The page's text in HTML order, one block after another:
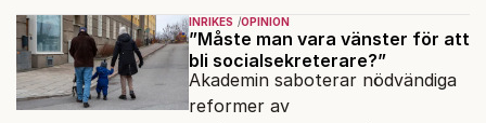
dåligt.
INRIKES OPINION
”Måste man vara vänster för att
bli socialsekreterare?”
Akademin saboterar nödvändiga
reformer av